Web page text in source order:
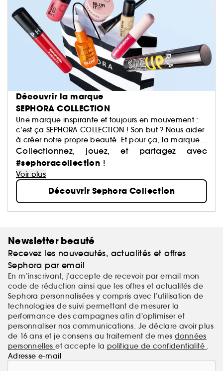
Découvrir la marque
SEPHORA COLLECTION
Une marque inspirante et toujours en mouvement :
c’est ça SEPHORA COLLECTION ! Son but ? Nous aider
à créer notre propre beauté. Et pour ça, la marque
a justement imaginé des centaines de produits : du
maquillage aux soins, du capillaire au parfum, du
bain aux compléments alimentaires,… Avec pour
mission de démocratiser une beauté performante.
Collectionnez, jouez, et partagez avec
#sephoracollection !
Voir plus
Découvrir Sephora Collection
Newsletter beauté
Recevez les nouveautés, actualités et offres
Sephora par email
En m’inscrivant, j’accepte de recevoir par email mon
code de réduction ainsi que les offres et actualités de
Sephora personnalisées y compris avec l’utilisation de
technologies de suivi permettant de mesurer la
performance des campagnes afin d'optimiser et
personnaliser nos communications. Je déclare avoir plus
de 16 ans et je consens au traitement de mes données
personnelleset accepte la politique de confidentialité .
Adresse e-mail